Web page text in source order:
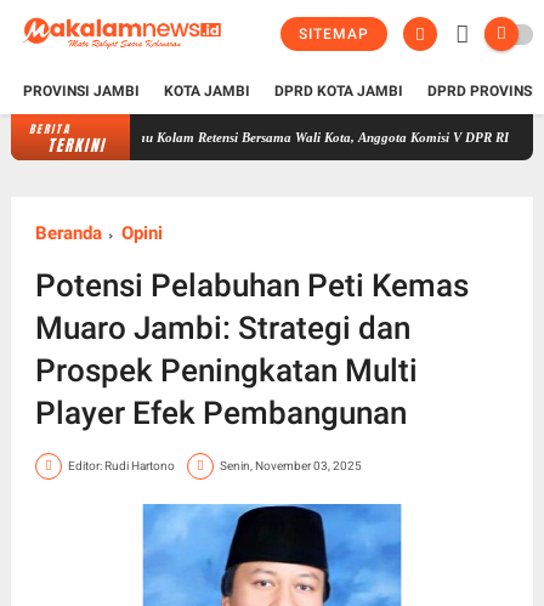
SITEMAP
PROVINSI JAMBI KOTA JAMBI DPRD KOTA JAMBI DPRD
BERITA
TERKINI
Tinjau Kolam Retensi Bersama Wali Kota, Anggota Komisi V DPR RI Edi Purwanto:
Beranda Opini
Potensi Pelabuhan Peti Kemas
Muaro Jambi: Strategi dan
Prospek Peningkatan Multi
Player Efek Pembangunan
Editor: Rudi Hartono Senin, November 03, 2025